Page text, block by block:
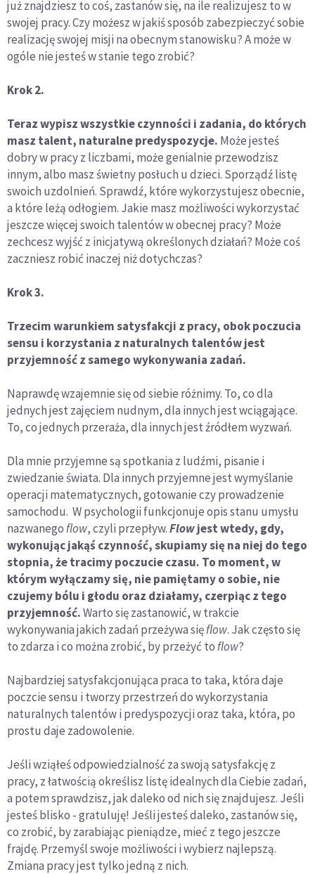
już znajdziesz to coś, zastanów się, na ile realizujesz to w
swojej pracy. Czy możesz w jakiś sposób zabezpieczyć sobie
realizację swojej misji na obecnym stanowisku? A może w
ogóle nie jesteś w stanie tego zrobić?
Krok 2.
Teraz wypisz wszystkie czynności i zadania, do których
masz talent, naturalne predyspozycje. Może jesteś
dobry w pracy z liczbami, może genialnie przewodzisz
innym, albo masz świetny posłuch u dzieci. Sporządź listę
swoich uzdolnień. Sprawdź, które wykorzystujesz obecnie,
a które leżą odłogiem. Jakie masz możliwości wykorzystać
jeszcze więcej swoich talentów w obecnej pracy? Może
zechcesz wyjść z inicjatywą określonych działań? Może coś
zaczniesz robić inaczej niż dotychczas?
Krok 3.
Trzecim warunkiem satysfakcji z pracy, obok poczucia
sensu i korzystania z naturalnych talentów jest
przyjemność z samego wykonywania zadań.
Naprawdę wzajemnie się od siebie różnimy. To, co dla
jednych jest zajęciem nudnym, dla innych jest wciągające.
To, co jednych przeraża, dla innych jest źródłem wyzwań.
Dla mnie przyjemne są spotkania z ludźmi, pisanie i
zwiedzanie świata. Dla innych przyjemne jest wymyślanie
operacji matematycznych, gotowanie czy prowadzenie
samochodu. W psychologii funkcjonuje opis stanu umysłu
nazwanegoflow, czyli przepływ.Flowjest wtedy, gdy,
wykonując jakąś czynność, skupiamy się na niej do tego
stopnia, że tracimy poczucie czasu. To moment, w
którym wyłączamy się, nie pamiętamy o sobie, nie
czujemy bólu i głodu oraz działamy, czerpiąc z tego
przyjemność.Warto się zastanowić, w trakcie
wykonywania jakich zadań przeżywa sięflow. Jak często się
to zdarza i co można zrobić, by przeżyć toflow?
Najbardziej satysfakcjonująca praca to taka, która daje
poczcie sensu i tworzy przestrzeń do wykorzystania
naturalnych talentów i predyspozycji oraz taka, która, po
prostu daje zadowolenie.
Jeśli wziąłeś odpowiedzialność za swoją satysfakcję z
pracy, z łatwością określisz listę idealnych dla Ciebie zadań,
a potem sprawdzisz, jak daleko od nich się znajdujesz. Jeśli
jesteś blisko - gratuluję! Jeśli jesteś daleko, zastanów się,
co zrobić, by zarabiając pieniądze, mieć z tego jeszcze
frajdę. Przemyśl swoje możliwości i wybierz najlepszą.
Zmiana pracy jest tylko jedną z nich.